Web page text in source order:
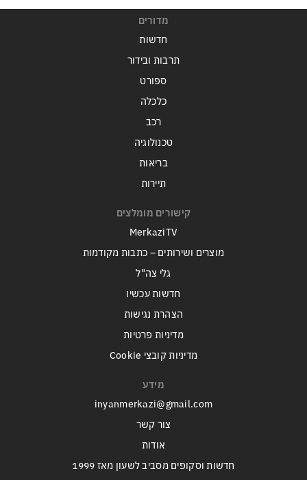
מדורים
חדשות
תרבות ובידור
ספורט
כלכלה
רכב
טכנולוגיה
בריאות
תיירות
קישורים מומלצים
MerkaziTV
מוצרים ושירותים – כתבות מקודמות
גלי צה"ל
חדשות עכשיו
הצהרת נגישות
מדיניות פרטיות
מדיניות קובצי Cookie
מידע
inyanmerkazi@gmail.com
צור קשר
אודות
חדשות וסקופים מסביב לשעון מאז 1999